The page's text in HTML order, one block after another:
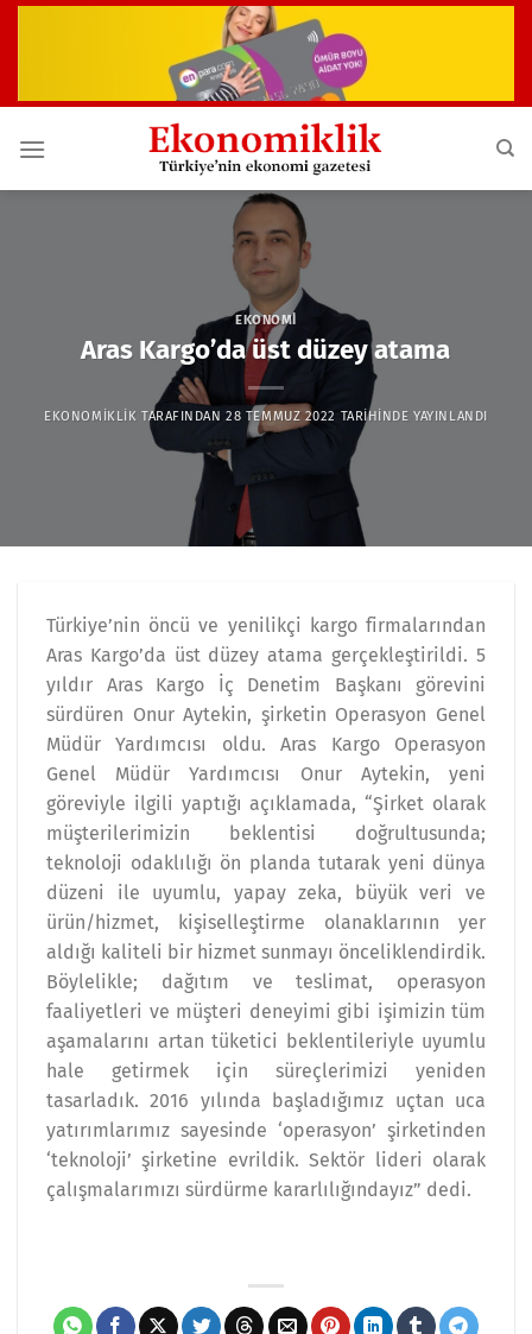
EKONOMI
Aras Kargo’da üst düzey atama
EKONOMIKLIK TARAFINDAN 28 TEMMUZ 2022 TARIHINDE YAYINLANDI
Türkiye’nin öncü ve yenilikçi kargo firmalarından
Aras Kargo’da üst düzey atama gerçekleştirildi. 5
yıldır Aras Kargo İç Denetim Başkanı görevini
sürdüren Onur Aytekin, şirketin Operasyon Genel
Müdür Yardımcısı oldu. Aras Kargo Operasyon
Genel Müdür Yardımcısı Onur Aytekin, yeni
göreviyle ilgili yaptığı açıklamada, “Şirket olarak
müşterilerimizin beklentisi doğrultusunda;
teknoloji odaklılığı ön planda tutarak yeni dünya
düzeni ile uyumlu, yapay zeka, büyük veri ve
ürün/hizmet, kişiselleştirme olanaklarının yer
aldığı kaliteli bir hizmet sunmayı önceliklendirdik.
Böylelikle; dağıtım ve teslimat, operasyon
faaliyetleri ve müşteri deneyimi gibi işimizin tüm
aşamalarını artan tüketici beklentileriyle uyumlu
hale getirmek için süreçlerimizi yeniden
tasarladık. 2016 yılında başladığımız uçtan uca
yatırımlarımız sayesinde ‘operasyon’ şirketinden
‘teknoloji’ şirketine evrildik. Sektör lideri olarak
çalışmalarımızı sürdürme kararlılığındayız” dedi.